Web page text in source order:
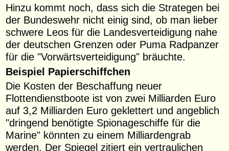
Hinzu kommt noch, dass sich die Strategen bei
der Bundeswehr nicht einig sind, ob man lieber
schwere Leos für die Landesverteidigung nahe
der deutschen Grenzen oder Puma Radpanzer
für die "Vorwärtsverteidigung" bräuchte.
Beispiel Papierschiffchen
Die Kosten der Beschaffung neuer
Flottendienstboote ist von zwei Milliarden Euro
auf 3,2 Milliarden Euro geklettert und angeblich
"dringend benötigte Spionageschiffe für die
Marine" könnten zu einem Milliardengrab
werden. Der Spiegel zitiert ein vertraulichen